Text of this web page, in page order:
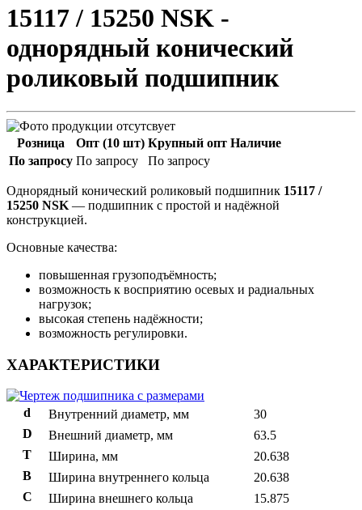
15117 / 15250 NSK -
однорядный конический
роликовый подшипник
Розница Опт (10 шт) Крупный опт Наличие
По запросу По запросу По запросу
Однорядный конический роликовый подшипник 15117 /
15250 NSK — подшипник с простой и надёжной
конструкцией.
Основные качества:
повышенная грузоподъёмность;
возможность к восприятию осевых и радиальных
нагрузок;
высокая степень надёжности;
возможность регулировки.
ХАРАКТЕРИСТИКИ
d Внутренний диаметр, мм
30
D
Внешний диаметр, мм
63.5
T
Ширина, мм
20.638
B
Ширина внутреннего кольца
20.638
С
Ширина внешнего кольца
15.875